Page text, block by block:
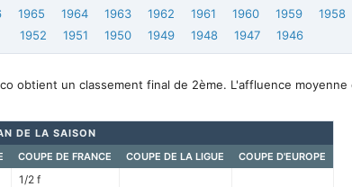
1965 1964 1963 1962 1961 1960 1959 1958
1952
1951 1950 1949 1948 1947 1946
obtient un classement final de 2ème. L'affluence
DE LA SAISON
COUPE DE FRANCE COUPE DE LA LIGUE COUPE D'EUROPE
1/2 f